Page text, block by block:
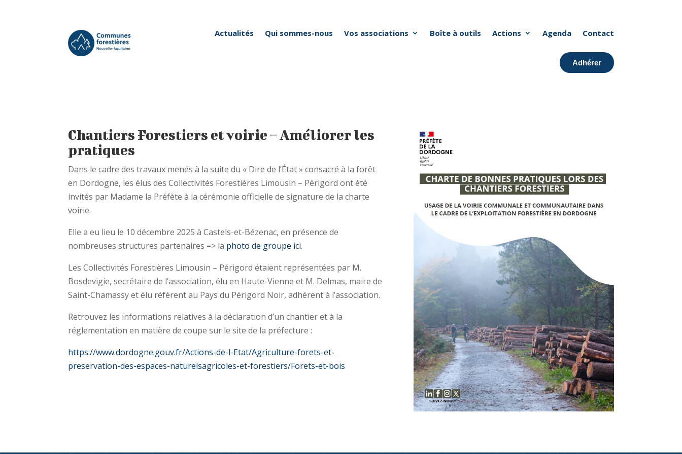
Actualités Qui sommes-nous Vos associations Boîte à outils Actions Agenda Contact
Adhérer
Chantiers Forestiers et voirie – Améliorer les
pratiques
Dans le cadre des travaux menés à la suite du « Dire de l’État » consacré à la forêt
en Dordogne, les élus des Collectivités Forestières Limousin – Périgord ont été
invités par Madame la Préfète à la cérémonie officielle de signature de la charte
voirie.
Elle a eu lieu le 10 décembre 2025 à Castels-et-Bézenac, en présence de
nombreuses structures partenaires => la photo de groupe ici.
Les Collectivités Forestières Limousin – Périgord étaient représentées par M.
Bosdevigie, secrétaire de l’association, élu en Haute-Vienne et M. Delmas, maire de
Saint-Chamassy et élu référent au Pays du Périgord Noir, adhérent à l’association.
Retrouvez les informations relatives à la déclaration d’un chantier et à la
réglementation en matière de coupe sur le site de la préfecture :
https://www.dordogne.gouv.fr/Actions-de-l-Etat/Agriculture-forets-et-
preservation-des-espaces-naturelsagricoles-et-forestiers/Forets-et-bois